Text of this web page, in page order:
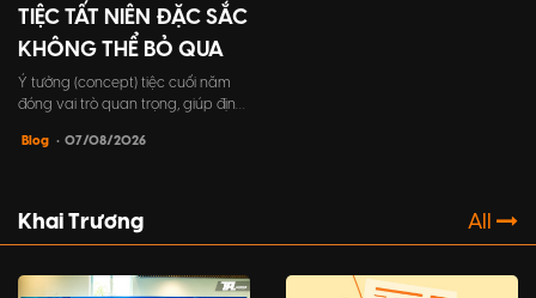
TIỆC TẤT NIÊN ĐẶC SẮC
KHÔNG THỂ BỎ QUA
Ý tưởng (concept) tiệc cuối năm
đóng vai trò quan trọng, giúp định
kiện, từ chủ đề, trò chơi, cho đến
nghiệm đáng nhớ cho khách mời.
Blog • 07/08/2026
Khai Trương All